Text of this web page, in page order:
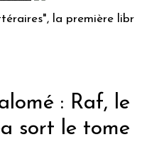
la première librairie du
: Raf, le
sort le tome